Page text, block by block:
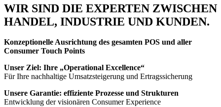
WIR SIND DIE EXPERTEN ZWISCHEN
HANDEL, INDUSTRIE UND KUNDEN.
Konzeptionelle Ausrichtung des gesamten POS und aller
Consumer Touch Points
Unser Ziel: Ihre „Operational Excellence“
Für Ihre nachhaltige Umsatzsteigerung und Ertragssicherung
Unsere Garantie: effiziente Prozesse und Strukturen
Entwicklung der visionären Consumer Experience